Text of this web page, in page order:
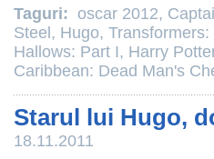
Taguri: oscar 2012,
Steel , Hugo,
Hallows: Part I, Harry
Caribbean: Dead Man's
Starul lui Hugo,
18.11.2011